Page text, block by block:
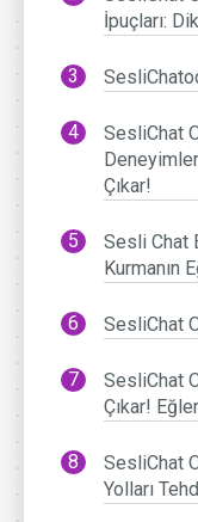
İpuçları:
SesliChat
Çıkar!
Sesli Chat
Kurmanın
SesliChat
SesliChat
Çıkar!
SesliChat
Yolları